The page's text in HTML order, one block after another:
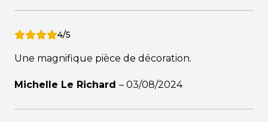
4/5
Une magnifique pièce de décoration.
Michelle Le Richard – 03/08/2024